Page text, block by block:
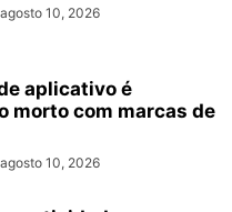
agosto 10, 2026
aplicativo é
morto com marcas de
agosto 10, 2026